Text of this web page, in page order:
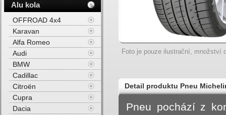
Foto je pouze ilustrační, množství
Detail produktu Pneu
Pneu pochází z
Alu kola
OFFROAD 4x4
Karavan
Alfa Romeo
Audi
BMW
Cadillac
Citroën
Cupra
Dacia